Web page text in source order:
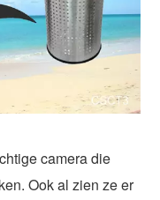
camera die
Ook al zien ze er